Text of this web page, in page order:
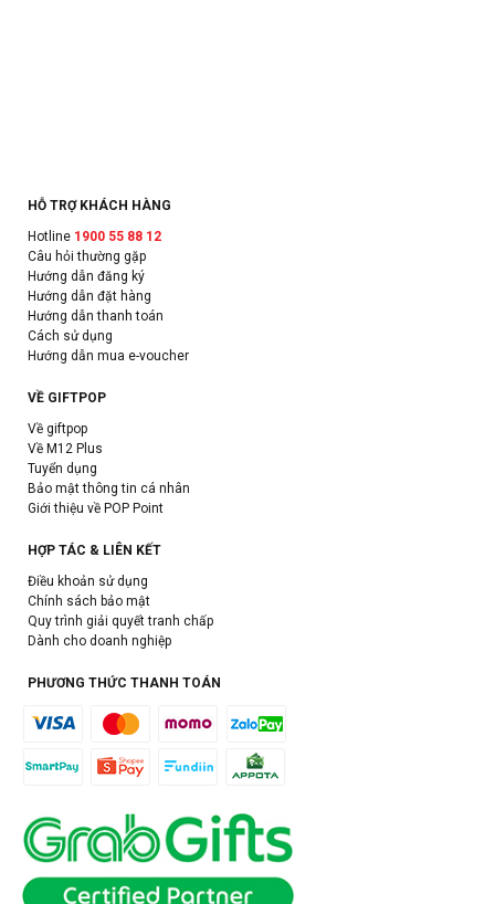
HỖ TRỢ KHÁCH HÀNG
Hotline 1900 55 88 12
Câu hỏi thường gặp
Hướng dẫn đăng ký
Hướng dẫn đặt hàng
Hướng dẫn thanh toán
Cách sử dụng
Hướng dẫn mua e-voucher
VỀ GIFTPOP
Về giftpop
Về M12 Plus
Tuyển dụng
Bảo mật thông tin cá nhân
Giới thiệu về POP Point
HỢP TÁC & LIÊN KẾT
Điều khoản sử dụng
Chính sách bảo mật
Quy trình giải quyết tranh chấp
Dành cho doanh nghiệp
PHƯƠNG THỨC THANH TOÁN